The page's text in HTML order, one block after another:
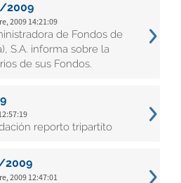
2009
2009 14:21:09
de Fondos de
S.A. informa sobre la
de sus Fondos.
reporto tripartito
2009
2009 12:47:01